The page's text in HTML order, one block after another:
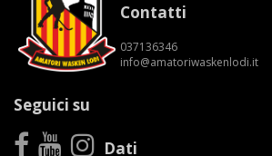
Contatti
037136346
info@amatoriwaskenlodi.it
Seguici su
Dati